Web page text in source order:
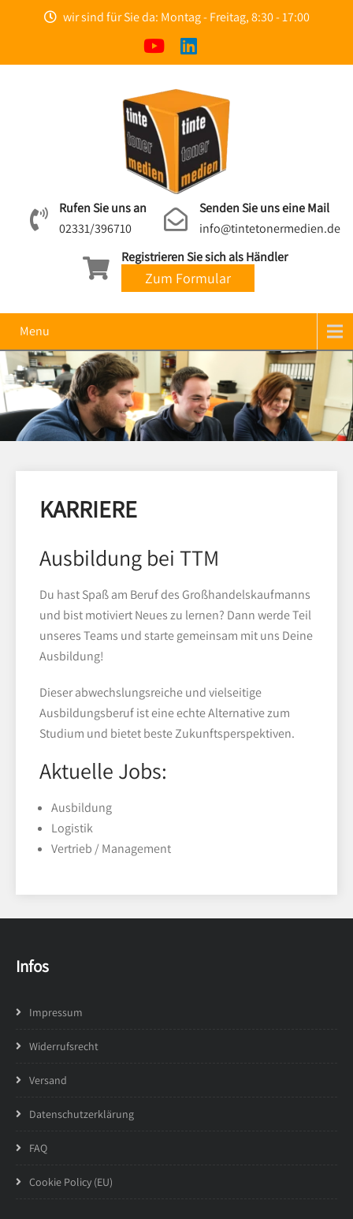
wir sind für Sie da: Montag - Freitag, 8:30 - 17:00
Rufen Sie uns an
02331/396710
Senden Sie uns eine Mail
info@tintetonermedien.de
Registrieren Sie sich als Händler
Zum Formular
Menu
KARRIERE
Ausbildung bei TTM
Du hast Spaß am Beruf des Großhandelskaufmanns
und bist motiviert Neues zu lernen? Dann werde Teil
unseres Teams und starte gemeinsam mit uns Deine
Ausbildung!
Dieser abwechslungsreiche und vielseitige
Ausbildungsberuf ist eine echte Alternative zum
Studium und bietet beste Zukunftsperspektiven.
Aktuelle Jobs:
Ausbildung
Logistik
Vertrieb / Management
Infos
Impressum
Widerrufsrecht
Versand
Datenschutzerklärung
FAQ
Cookie Policy (EU)